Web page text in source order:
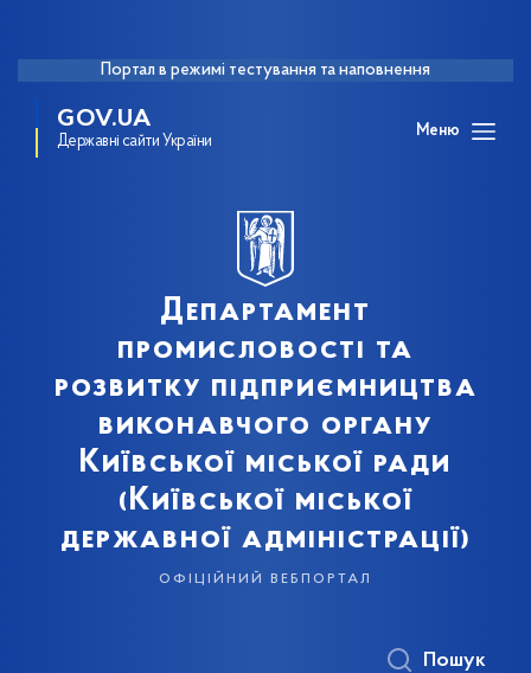
Портал в режимі тестування та наповнення
GOV.UA
Державні сайти України
Меню
Департамент
промисловості та
розвитку підприємництва
виконавчого органу
Київської міської ради
(Київської міської
державної адміністрації)
офіційний вебпортал
Пошук